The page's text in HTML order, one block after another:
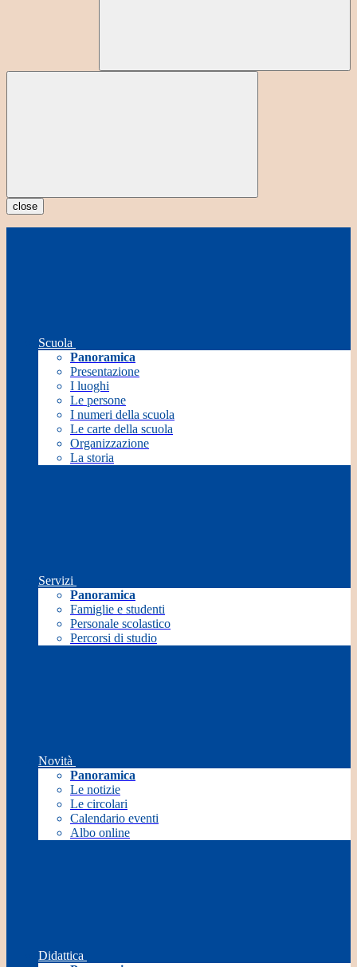
close
Scuola
Panoramica
Presentazione
I luoghi
Le persone
I numeri della scuola
Le carte della scuola
Organizzazione
La storia
Servizi
Panoramica
Famiglie e studenti
Personale scolastico
Percorsi di studio
Novità
Panoramica
Le notizie
Le circolari
Calendario eventi
Albo online
Didattica